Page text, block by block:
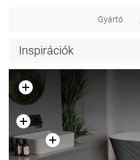
Gyártó
Inspirációk